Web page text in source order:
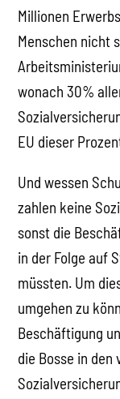
Millionen
Menschen nicht
wonach 30%
EU dieser
Und wessen
zahlen keine
sonst die
in der Folge auf
müssten. Um
umgehen zu
Beschäftigung
die Bosse in den